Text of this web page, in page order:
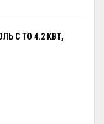
С ТО 4.2 КВТ,